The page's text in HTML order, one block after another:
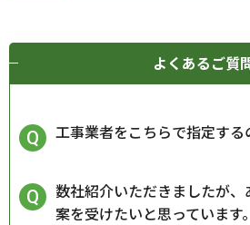
よくあるご質
工事業者をこちらで指定する
数社紹介いただきましたが
案を受けたいと思っています。